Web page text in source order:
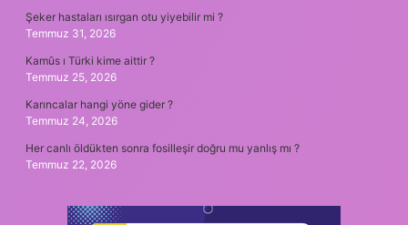
Şeker hastaları ısırgan otu yiyebilir mi ?
Temmuz 31, 2026
Kamûs ı Türki kime aittir ?
Temmuz 25, 2026
Karıncalar hangi yöne gider ?
Temmuz 24, 2026
Her canlı öldükten sonra fosilleşir doğru mu yanlış mı ?
Temmuz 22, 2026